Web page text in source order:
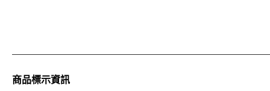
商品標示資訊